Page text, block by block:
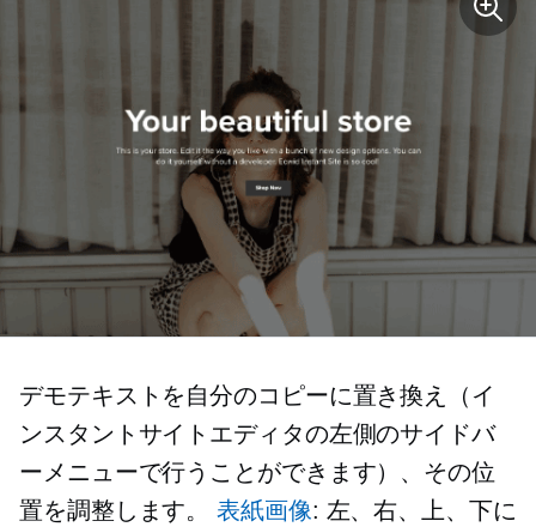
デモテキストを自分のコピーに置き換え（イ
ンスタントサイトエディタの左側のサイドバ
ーメニューで行うことができます）、その位
置を調整します。表紙画像: 左、右、上、下に